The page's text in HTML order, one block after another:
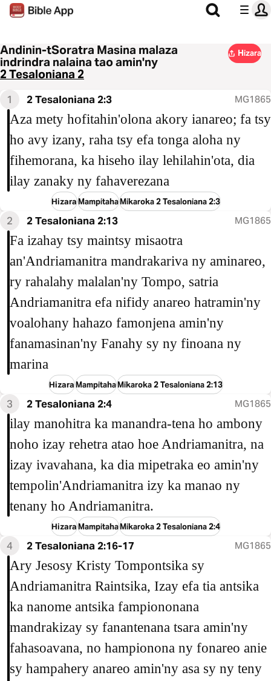
Andinin-tSoratra Masina malaza
indrindra nalaina tao amin'ny
2 Tesaloniana 2
Hizara
1 2 Tesaloniana 2:3 MG1865
Aza mety hofitahin'olona akory ianareo; fa tsy
ho avy izany, raha tsy efa tonga aloha ny
fihemorana, ka hiseho ilay lehilahin'ota, dia
ilay zanaky ny fahaverezana
HizaraMampitahaMikaroka 2 Tesaloniana 2:3
2 2 Tesaloniana 2:13 MG1865
Fa izahay tsy maintsy misaotra
an'Andriamanitra mandrakariva ny aminareo,
ry rahalahy malalan'ny Tompo, satria
Andriamanitra efa nifidy anareo hatramin'ny
voalohany hahazo famonjena amin'ny
fanamasinan'ny Fanahy sy ny finoana ny
marina
HizaraMampitahaMikaroka 2 Tesaloniana 2:13
3 2 Tesaloniana 2:4 MG1865
ilay manohitra ka manandra-tena ho ambony
noho izay rehetra atao hoe Andriamanitra, na
izay ivavahana, ka dia mipetraka eo amin'ny
tempolin'Andriamanitra izy ka manao ny
tenany ho Andriamanitra.
HizaraMampitahaMikaroka 2 Tesaloniana 2:4
4 2 Tesaloniana 2:16-17 MG1865
Ary Jesosy Kristy Tompontsika sy
Andriamanitra Raintsika, Izay efa tia antsika
ka nanome antsika fampiononana
mandrakizay sy fanantenana tsara amin'ny
fahasoavana, no hampionona ny fonareo anie
sy hampahery anareo amin'ny asa sy ny teny